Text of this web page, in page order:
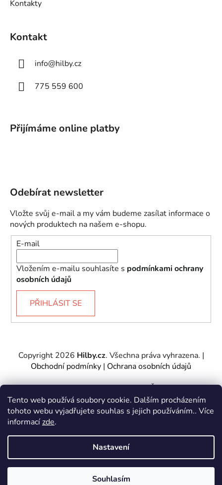
Tento web používá soubory cookie. Dalším procházením
tohoto webu vyjadřujete souhlas s jejich používáním.. Více
informacízde.
Nastavení
Souhlasím
Kontakty
Kontakt
info@hilby.cz
775 559 600
Přijímáme online platby
Odebírat newsletter
Vložte svůj e-mail a my vám budeme zasílat informace o
nových produktech na našem e-shopu.
E-mail
Vložením e-mailu souhlasíte s podmínkami ochrany
osobních údajů
PŘIHLÁSIT SE
Vytvořil Shoptet&PekneWeby
Copyright 2026 Hilby.cz. Všechna práva vyhrazena. |
Obchodní podmínky | Ochrana osobních údajů
Provozovatel e-shopu: Hilby CZ s.r.o., IČ: 27467317, se
sídlem Soukenická 2082/7,11000 Praha 1 – Nové
Město.
Společnost je zapsána u Městského soudu v Praze -